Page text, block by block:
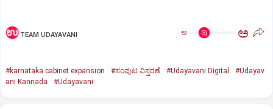
TEAM UDAYAVANI ಅ ಅ
#karnataka cabinet expansion #ಸಂಪುಟ ವಿಸ್ತರಣೆ #Udayavani Digital
#Udayav
ani Kannada
#Udayavani